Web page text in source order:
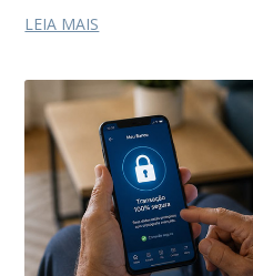
LEIA MAIS